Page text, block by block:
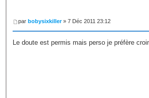
parbobysixkiller» 7 Déc 2011 23:12
Le doute est permis mais perso je préfère